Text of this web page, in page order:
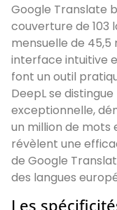
Google Translate
couverture de 103
mensuelle de 45,5
interface intuitive
font un outil
DeepL se
exceptionnelle,
un million de mots
révèlent une
de Google
des langues
Les